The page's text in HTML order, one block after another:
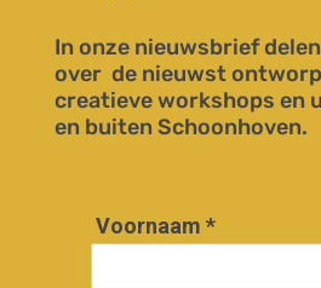
In onze nieuwsbrief
over de nieuwst
creatieve workshops en
en buiten Schoonhoven.
Voornaam *